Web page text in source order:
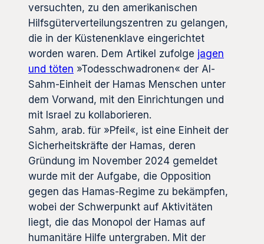
versuchten, zu den amerikanischen
Hilfsgüterverteilungszentren zu gelangen,
die in der Küstenenklave eingerichtet
worden waren. Dem Artikel zufolge jagen
und töten »Todesschwadronen« der Al-
Sahm-Einheit der Hamas Menschen unter
dem Vorwand, mit den Einrichtungen und
mit Israel zu kollaborieren.
Sahm, arab. für »Pfeil«, ist eine Einheit der
Sicherheitskräfte der Hamas, deren
Gründung im November 2024 gemeldet
wurde mit der Aufgabe, die Opposition
gegen das Hamas-Regime zu bekämpfen,
wobei der Schwerpunkt auf Aktivitäten
liegt, die das Monopol der Hamas auf
humanitäre Hilfe untergraben. Mit der